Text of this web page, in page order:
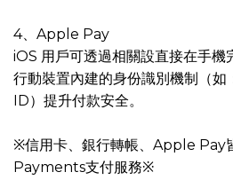
4、Apple Pay
iOS 用戶可透過相關設直接在手機
行動裝置內建的身份識別機制（
ID）提升付款安全。
※信用卡、銀行轉帳、Apple Pay
Payments支付服務※